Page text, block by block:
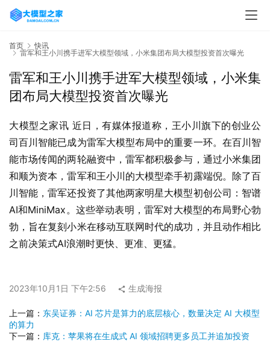
首页
快讯
雷军和王小川携手进军大模型领域，小米集团布局大模型投资首次曝光
雷军和王小川携手进军大模型领域，小米集
团布局大模型投资首次曝光
大模型之家讯 近日，有媒体报道称，王小川旗下的创业公
司百川智能已成为雷军大模型布局中的重要一环。在百川智
能市场传闻的两轮融资中，雷军都积极参与，通过小米集团
和顺为资本，雷军和王小川的大模型牵手初露端倪。除了百
川智能，雷军还投资了其他两家明星大模型初创公司：智谱
AI和MiniMax。这些举动表明，雷军对大模型的布局野心勃
勃，旨在复刻小米在移动互联网时代的成功，并且动作相比
之前决策式AI浪潮时更快、更准、更猛。
2023年10月1日 下午2:56 生成海报
上一篇： 东吴证券：AI 芯片是算力的底层核心，数量决定 AI 大模型
的算力
下一篇： 库克：苹果将在生成式 AI 领域招聘更多员工并追加投资